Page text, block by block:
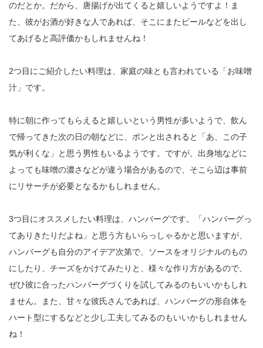
のだとか。だから、唐揚げが出てくると嬉しいようですよ！ま
た、彼がお酒が好きな人であれば、そこにまたビールなどを出し
てあげると高評価かもしれませんね！
2つ目にご紹介したい料理は、家庭の味とも言われている「お味噌
汁」です。
特に朝に作ってもらえると嬉しいという男性が多いようで、飲ん
で帰ってきた次の日の朝などに、ポンと出されると「あ、この子
気が利くな」と思う男性もいるようです。ですが、出身地などに
よっても味噌の濃さなどが違う場合があるので、そこら辺は事前
にリサーチが必要となるかもしれません。
3つ目にオススメしたい料理は、ハンバーグです。「ハンバーグっ
てありきたりだよね」と思う方もいらっしゃるかと思いますが、
ハンバーグも自分のアイデア次第で、ソースをオリジナルのもの
にしたり、チーズをかけてみたりと、様々な作り方があるので、
ぜひ彼に合ったハンバーグづくりを試してみるのもいいかもしれ
ません。また、甘々な彼氏さんであれば、ハンバーグの形自体を
ハート型にするなどと少し工夫してみるのもいいかもしれません
ね！